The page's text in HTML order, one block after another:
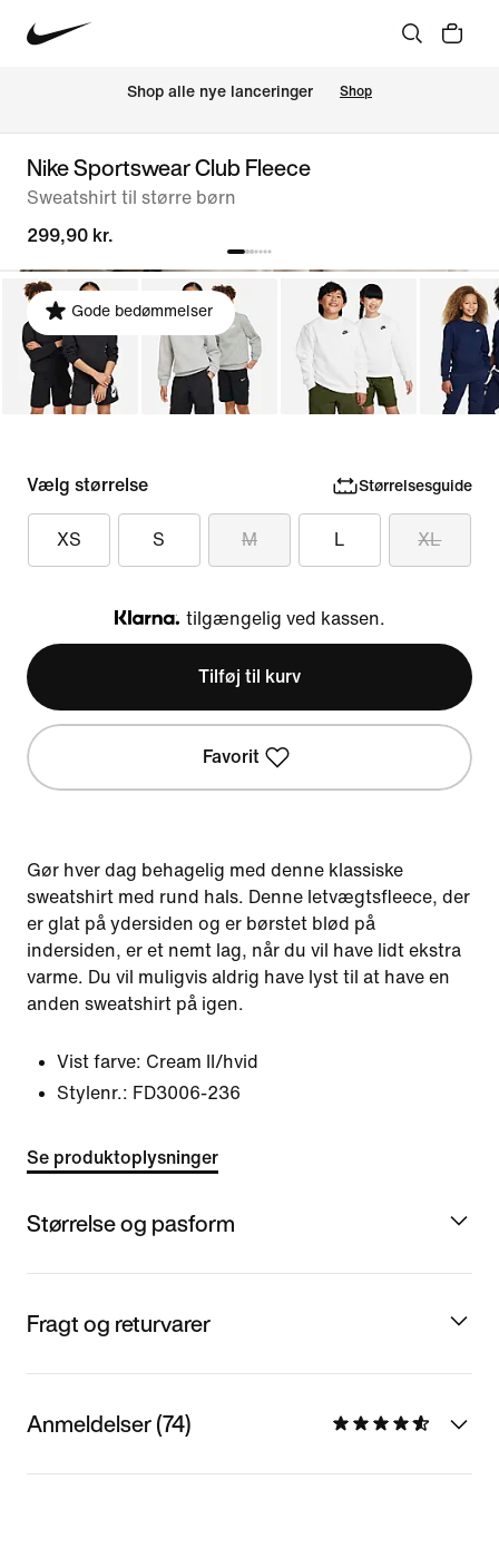
Shop alle nye lanceringer Shop
Nike Sportswear Club Fleece
Sweatshirt til større børn
299,90 kr.
Gode bedømmelser
Vælg størrelse Størrelsesguide
XS S M L XL
Klarna
tilgængelig ved kassen.
Tilføj til kurv
Favorit
Gør hver dag behagelig med denne klassiske
sweatshirt med rund hals. Denne letvægtsfleece, der
er glat på ydersiden og er børstet blød på
indersiden, er et nemt lag, når du vil have lidt ekstra
varme. Du vil muligvis aldrig have lyst til at have en
anden sweatshirt på igen.
Vist farve: Cream II/hvid
Stylenr.: FD3006-236
Se produktoplysninger
Størrelse og pasform
Fragt og returvarer
Anmeldelser (74)